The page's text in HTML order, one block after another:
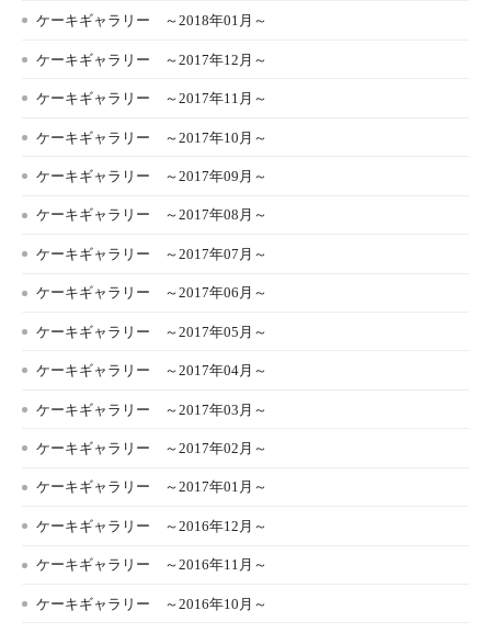
ケーキギャラリー ～2018年01月～
ケーキギャラリー ～2017年12月～
ケーキギャラリー ～2017年11月～
ケーキギャラリー ～2017年10月～
ケーキギャラリー ～2017年09月～
ケーキギャラリー ～2017年08月～
ケーキギャラリー ～2017年07月～
ケーキギャラリー ～2017年06月～
ケーキギャラリー ～2017年05月～
ケーキギャラリー ～2017年04月～
ケーキギャラリー ～2017年03月～
ケーキギャラリー ～2017年02月～
ケーキギャラリー ～2017年01月～
ケーキギャラリー ～2016年12月～
ケーキギャラリー ～2016年11月～
ケーキギャラリー ～2016年10月～